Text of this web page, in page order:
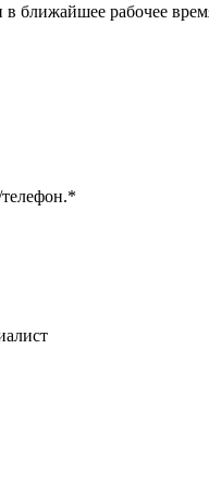
ближайшее рабочее
*